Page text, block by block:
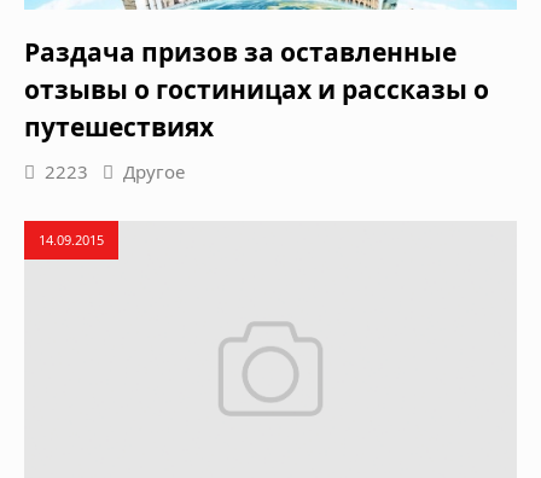
Раздача призов за оставленные
отзывы о гостиницах и рассказы о
путешествиях
2223 Другое
14.09.2015